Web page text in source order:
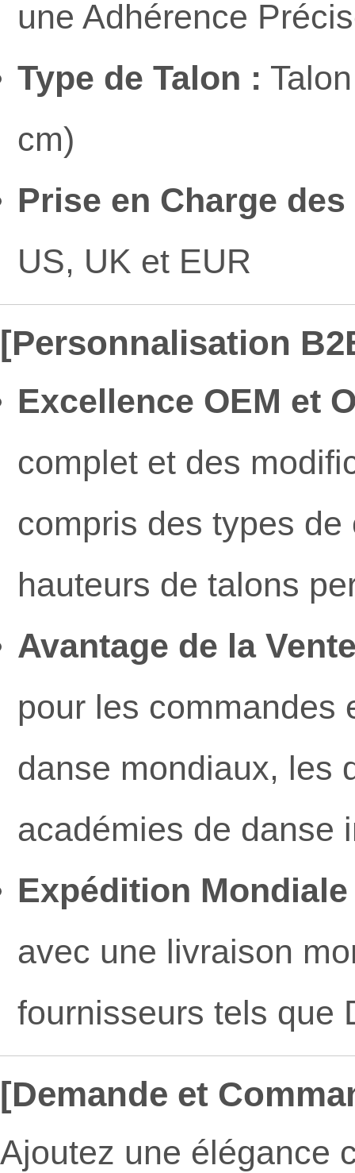
une Adhérence
Type de Talon :
cm)
Prise en Charge
US, UK et EUR
[Personnalisation
Excellence OEM et
complet et des
compris des types
hauteurs de talons
Avantage de la
pour les commandes
danse mondiaux, les
académies de danse
Expédition
avec une livraison
fournisseurs tels que
[Demande et
Ajoutez une élégance